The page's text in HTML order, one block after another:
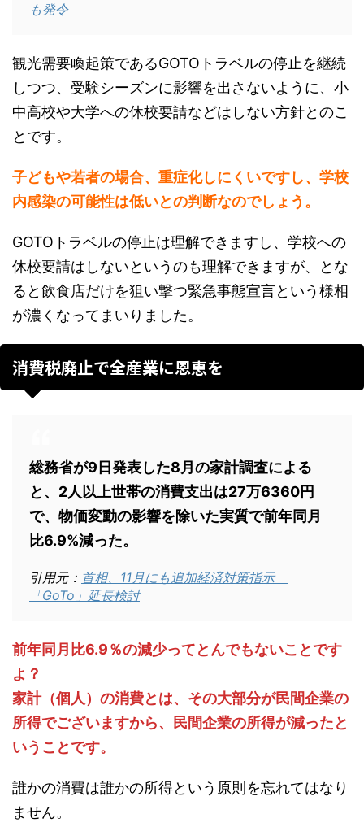
も発令
観光需要喚起策であるGOTOトラベルの停止を継続
しつつ、受験シーズンに影響を出さないように、小
中高校や大学への休校要請などはしない方針とのこ
とです。
子どもや若者の場合、重症化しにくいですし、学校
内感染の可能性は低いとの判断なのでしょう。
GOTOトラベルの停止は理解できますし、学校への
休校要請はしないというのも理解できますが、とな
ると飲食店だけを狙い撃つ緊急事態宣言という様相
が濃くなってまいりました。
消費税廃止で全産業に恩恵を
総務省が9日発表した8月の家計調査による
と、2人以上世帯の消費支出は27万6360円
で、物価変動の影響を除いた実質で前年同月
比6.9%減った。
引用元： 首相、11月にも追加経済対策指示
「GoTo」延長検討
前年同月比6.9％の減少ってとんでもないことです
よ？
家計（個人）の消費とは、その大部分が民間企業の
所得でございますから、民間企業の所得が減ったと
いうことです。
誰かの消費は誰かの所得という原則を忘れてはなり
ません。